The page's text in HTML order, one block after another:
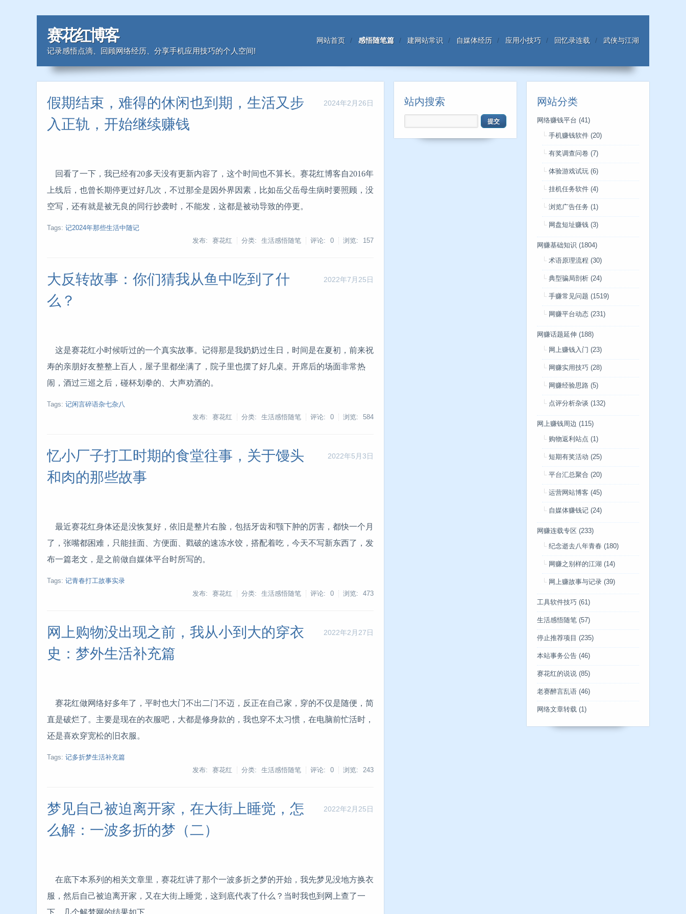
赛花红博客
记录感悟点滴、回顾网络经历、分享手机应用技巧的个人空间!
网站首页 感悟随笔篇 建网站常识 自媒体经历 应用小技巧 回忆录连载 武侠与江湖
2024年2月26日
假期结束，难得的休闲也到期，生活又步
入正轨，开始继续赚钱
回看了一下，我已经有20多天没有更新内容了，这个时间也不算长。赛花红博客自2016年
上线后，也曾长期停更过好几次，不过那全是因外界因素，比如岳父岳母生病时要照顾，没
空写，还有就是被无良的同行抄袭时，不能发，这都是被动导致的停更。
Tags: 记2024年那些生活中随记
发布: 赛花红
分类: 生活感悟随笔 评论: 0 浏览: 157
2022年7月25日
大反转故事：你们猜我从鱼中吃到了什
么？
这是赛花红小时候听过的一个真实故事。 记得那是我奶奶过生日，时间是在夏初，前来祝
寿的亲朋好友整整上百人，屋子里都坐满了，院子里也摆了好几桌。开席后的场面非常热
闹，酒过三巡之后，碰杯划拳的、大声劝酒的。
Tags: 记闲言碎语杂七杂八
发布: 赛花红
分类: 生活感悟随笔 评论: 0 浏览: 584
2022年5月3日
忆小厂子打工时期的食堂往事，关于馒头
和肉的那些故事
最近赛花红身体还是没恢复好，依旧是整片右脸，包括牙齿和颚下肿的厉害，都快一个月
了，张嘴都困难，只能挂面、方便面、戳破的速冻水饺，搭配着吃，今天不写新东西了，发
布一篇老文，是之前做自媒体平台时所写的。
Tags: 记青春打工故事实录
发布: 赛花红
分类: 生活感悟随笔 评论: 0 浏览: 473
2022年2月27日
网上购物没出现之前，我从小到大的穿衣
史：梦外生活补充篇
赛花红做网络好多年了，平时也大门不出二门不迈，反正在自己家，穿的不仅是随便，简
直是破烂了。主要是现在的衣服吧，大都是修身款的，我也穿不太习惯，在电脑前忙活时，
还是喜欢穿宽松的旧衣服。
Tags: 记多折梦生活补充篇
发布: 赛花红
分类: 生活感悟随笔 评论: 0 浏览: 243
2022年2月25日
梦见自己被迫离开家，在大街上睡觉，怎
么解：一波多折的梦（二）
在底下本系列的相关文章里，赛花红讲了那个一波多折之梦的开始，我先梦见没地方换衣
服，然后自己被迫离开家，又在大街上睡觉，这到底代表了什么？当时我也到网上查了一
下，几个解梦网的结果如下。
站内搜索 网站分类
网络赚钱平台 (41)
手机赚钱软件 (20)
有奖调查问卷 (7)
体验游戏试玩 (6)
挂机任务软件 (4)
浏览广告任务 (1)
网盘短址赚钱 (3)
网赚基础知识 (1804)
术语原理流程 (30)
典型骗局剖析 (24)
手赚常见问题 (1519)
网赚平台动态 (231)
网赚话题延伸 (188)
网上赚钱入门 (23)
网赚实用技巧 (28)
网赚经验思路 (5)
点评分析杂谈 (132)
网上赚钱周边 (115)
购物返利站点 (1)
短期有奖活动 (25)
平台汇总聚合 (20)
运营网站博客 (45)
自媒体赚钱记 (24)
网赚连载专区 (233)
纪念逝去八年青春 (180)
网赚之别样的江湖 (14)
网上赚故事与记录 (39)
工具软件技巧 (61)
生活感悟随笔 (57)
停止推荐项目 (235)
本站事务公告 (46)
赛花红的说说 (85)
老赛醉言乱语 (46)
网络文章转载 (1)